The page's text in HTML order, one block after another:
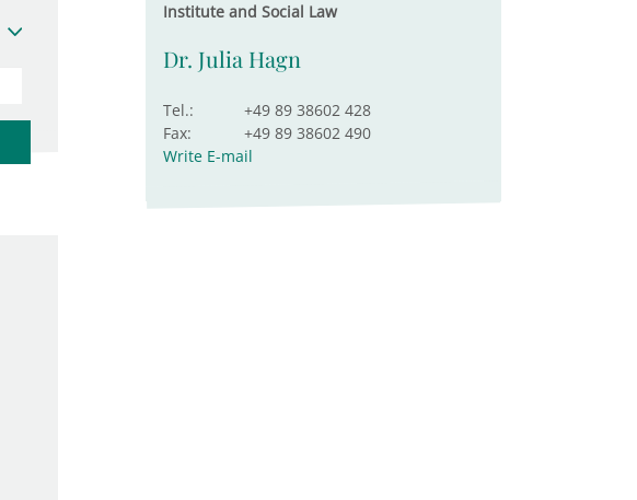
Institute and Social Law
Dr. Julia Hagn
Tel.:
+49 89 38602 428
Fax:
+49 89 38602 490
Write E-mail